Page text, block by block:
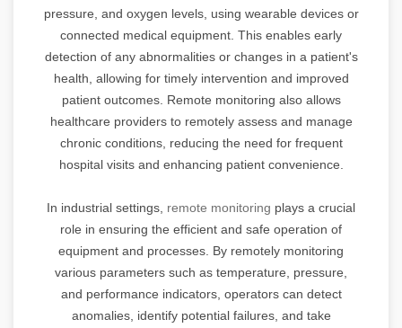
pressure, and oxygen levels, using wearable devices or
connected medical equipment. This enables early
detection of any abnormalities or changes in a patient's
health, allowing for timely intervention and improved
patient outcomes. Remote monitoring also allows
healthcare providers to remotely assess and manage
chronic conditions, reducing the need for frequent
hospital visits and enhancing patient convenience.
In industrial settings, remote monitoring plays a crucial
role in ensuring the efficient and safe operation of
equipment and processes. By remotely monitoring
various parameters such as temperature, pressure,
and performance indicators, operators can detect
anomalies, identify potential failures, and take